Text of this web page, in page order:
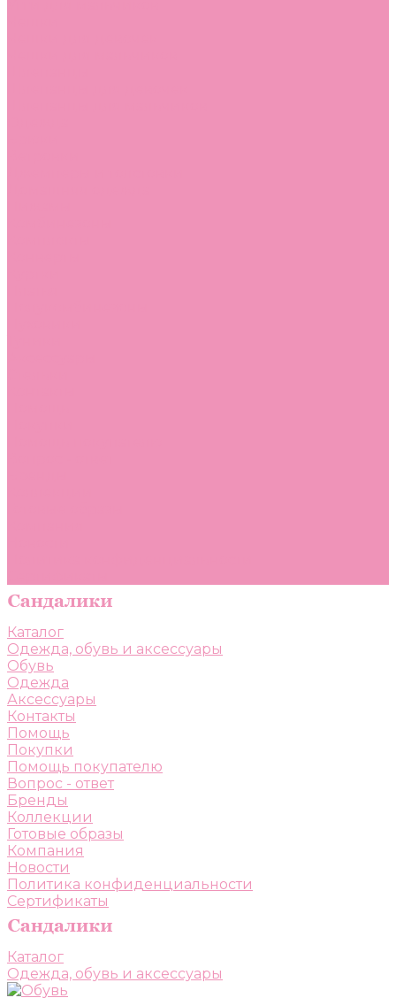
Каталог
Одежда, обувь и аксессуары
Обувь
Одежда
Аксессуары
Контакты
Помощь
Покупки
Помощь покупателю
Вопрос - ответ
Бренды
Коллекции
Готовые образы
Компания
Новости
Политика конфиденциальности
Сертификаты
Каталог
Одежда, обувь и аксессуары